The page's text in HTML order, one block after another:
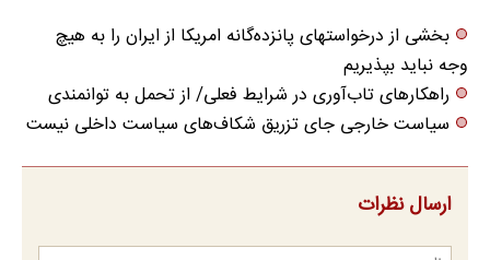
بخشی از درخواستهای پانزده‌گانه امریکا از ایران را به هیچ
وجه نباید بپذیریم
راهکارهای تاب‌آوری در شرایط فعلی/ از تحمل به توانمندی
سیاست خارجی جای تزریق شکاف‌های سیاست داخلی نیست
ارسال نظرات